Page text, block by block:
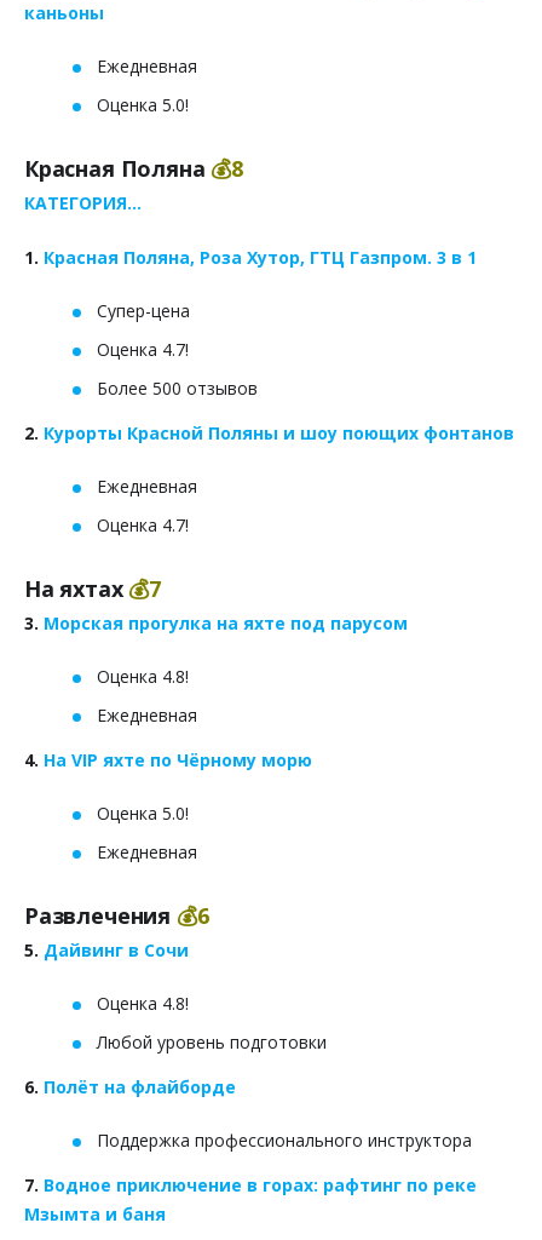
каньоны
Ежедневная
Оценка 5.0!
Красная Поляна 💰8
КАТЕГОРИЯ...
1. Красная Поляна, Роза Хутор, ГТЦ Газпром. 3 в 1
Супер-цена
Оценка 4.7!
Более 500 отзывов
2. Курорты Красной Поляны и шоу поющих фонтанов
Ежедневная
Оценка 4.7!
На яхтах 💰7
3. Морская прогулка на яхте под парусом
Оценка 4.8!
Ежедневная
4. На VIP яхте по Чёрному морю
Оценка 5.0!
Ежедневная
Развлечения 💰6
5. Дайвинг в Сочи
Оценка 4.8!
Любой уровень подготовки
6. Полёт на флайборде
Поддержка профессионального инструктора
7. Водное приключение в горах: рафтинг по реке
Мзымта и баня